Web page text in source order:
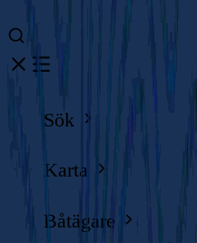
Sök
Karta
Båtägare